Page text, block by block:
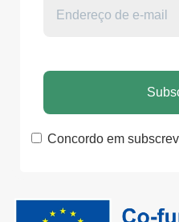
Concordo em